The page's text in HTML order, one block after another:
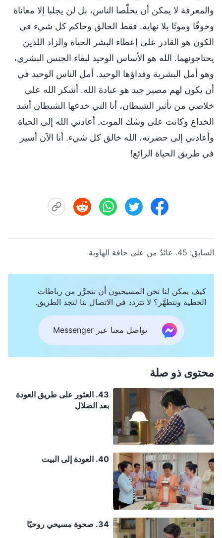
والمعرفة لا يمكن أن يخلّصا الناس، بل لن يجلبا إلا معاناة
وخوفًا وموتًا بلا نهاية. فقط الخالق وحاكم كل شيء في
الكون هو القادر على إعطاء البشر الحياة والزاد اللذين
يحتاجونهما. الله هو الأساس الوحيد لبقاء الجنس البشري،
وهو أمل البشرية وفداؤها الوحيد. أمل الناس الوحيد في
أن يكون لهم مصير جيد هو عبادة الله. أشكر الله على
خلاصي من تأثير الشيطان، أنا التي خدعها الشيطان أشد
الخداع وكانت على وشك الموت. أعادني الله إلى الحياة
وأعادني إلى حضرته، الله خالق كل شيء. أنا الآن أسير
في طريق الحياة الرائع!
السابق: 45. عائدٌ من على حافة الهاوية
كيف يمكن لنا نحن المسيحيون أن نتحرَّر من رباطات
الخطية ونتطهَّر؟ لا تتردد في الاتصال بنا لتجد الطريق.
تواصل معنا عبر Messenger
محتوى ذو صلة
43. العثور على طريق العودة
بعد الضلال
40. العودة إلى البيت
34. صحوة مسيحي روحيًا